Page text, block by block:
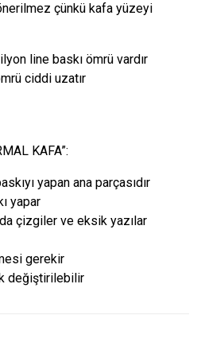
çünkü kafa yüzeyi
line baskı ömrü vardır
ciddi uzatır
KAFA”:
yapan ana parçasıdır
yapar
çizgiler ve eksik yazılar
gerekir
değiştirilebilir